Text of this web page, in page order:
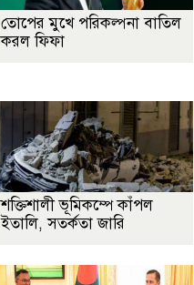
তোপের মুখে পরিকল্পনা বাতিল
করল ফিফা
শক্তিশালী ভূমিকম্পে কাঁপল
ইতালি, সতর্কতা জারি